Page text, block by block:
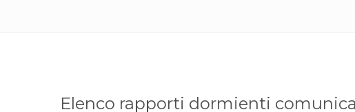
Elenco rapporti dormienti